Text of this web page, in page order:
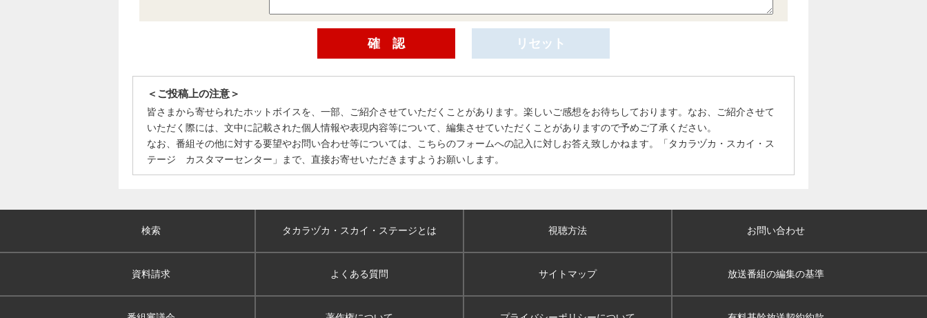
＜ご投稿上の注意＞
皆さまから寄せられたホットボイスを、一部、ご紹介させていただくことがあります。楽しいご感想をお待ちしております。なお、ご紹介させて
いただく際には、文中に記載された個人情報や表現内容等について、編集させていただくことがありますので予めご了承ください。
なお、番組その他に対する要望やお問い合わせ等については、こちらのフォームへの記入に対しお答え致しかねます。「タカラヅカ・スカイ・ス
テージ カスタマーセンター」まで、直接お寄せいただきますようお願いします。
検索 タカラヅカ・スカイ ・ステージとは 視聴方法 お問い合わせ
資料請求 よくある質問 サイトマップ 放送番組の編集の基準